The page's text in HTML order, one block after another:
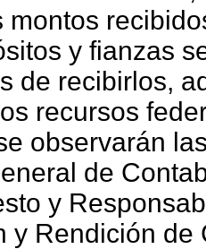
montos
y fianzas
de recibirlos,
recursos
observarán
de
y
y Rendición